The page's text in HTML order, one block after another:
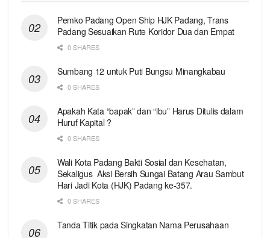
Pemko Padang Open Ship HJK Padang, Trans
Padang Sesuaikan Rute Koridor Dua dan Empat
0 SHARES
Sumbang 12 untuk Puti Bungsu Minangkabau
0 SHARES
Apakah Kata “bapak” dan “ibu” Harus Ditulis dalam
Huruf Kapital ?
0 SHARES
Wali Kota Padang Bakti Sosial dan Kesehatan,
Sekaligus Aksi Bersih Sungai Batang Arau Sambut
Hari Jadi Kota (HJK) Padang ke-357.
0 SHARES
Tanda Titik pada Singkatan Nama Perusahaan